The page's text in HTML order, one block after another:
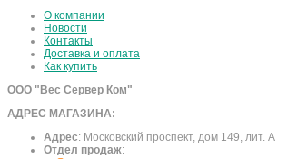
О компании
Новости
Контакты
Доставка и оплата
Как купить
ООО "Вес Сервер Ком"
АДРЕС МАГАЗИНА:
Адрес: Московский проспект, дом 149, лит. А
Отдел продаж: